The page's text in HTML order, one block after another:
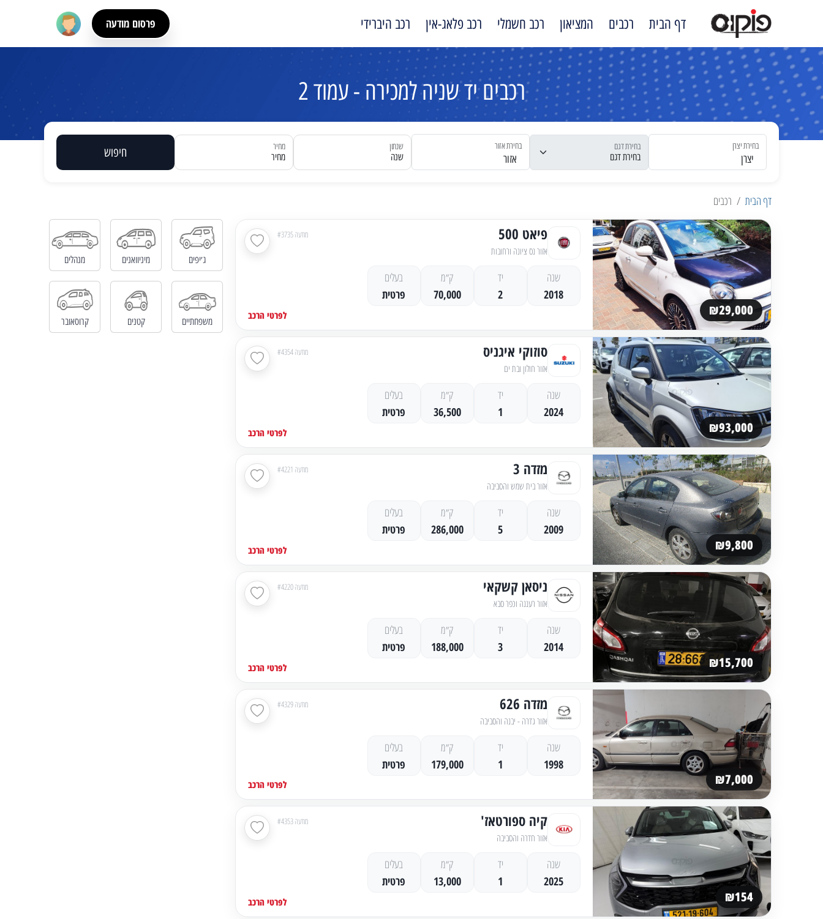
דף הבית רכבים המציאון רכב חשמלי רכב פלאג-אין רכב היברידי פרסום מודעה
רכבים יד שניה למכירה - עמוד 2
יצרן
בחירת יצרן בחירת דגם
אזור
בחירת אזור
שנה
שנתון
מחיר
מחיר חיפוש
דף הבית רכבים
₪29,000
פיאט 500
אזור נס ציונה ורחובות
מודעה #3735
שנה
2018
יד
2
ק״מ
70,000
בעלים
פרטית
לפרטי הרכב
₪93,000
סוזוקי איגניס
אזור חולון ובת ים
מודעה #4354
שנה
2024
יד
1
ק״מ
36,500
בעלים
פרטית
לפרטי הרכב
₪9,800
מזדה 3
אזור בית שמש והסביבה
מודעה #4221
שנה
2009
יד
5
ק״מ
286,000
בעלים
פרטית
לפרטי הרכב
₪15,700
ניסאן קשקאי
אזור רעננה וכפר סבא
מודעה #4220
שנה
2014
יד
3
ק״מ
188,000
בעלים
פרטית
לפרטי הרכב
₪7,000
מזדה 626
אזור גדרה - יבנה והסביבה
מודעה #4329
שנה
1998
יד
1
ק״מ
179,000
בעלים
פרטית
לפרטי הרכב
₪154
קיה ספורטאז'
אזור חדרה והסביבה
מודעה #4353
שנה
2025
יד
1
ק״מ
13,000
בעלים
פרטית
לפרטי הרכב
ג׳יפים מיניוואנים מנהלים
משפחתיים קטנים קרוסאובר